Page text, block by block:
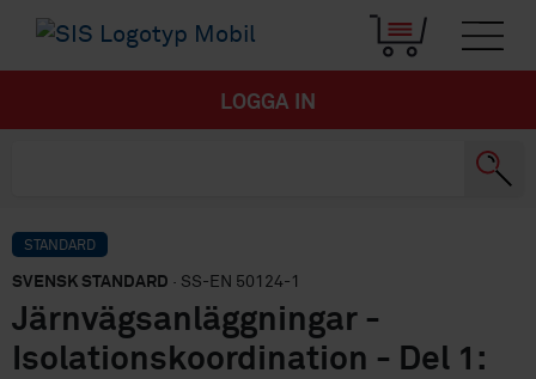
LOGGA IN
STANDARD
SVENSK STANDARD · SS-EN 50124-1
Järnvägsanläggningar -
Isolationskoordination - Del 1: